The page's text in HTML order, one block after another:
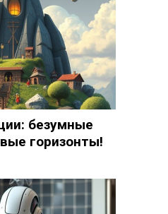
безумные
горизонты!